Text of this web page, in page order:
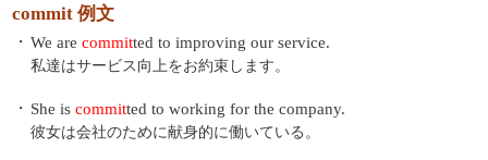
commit 例文
・ We are committed to improving our service.
私達はサービス向上をお約束します。
・ She is committed to working for the company.
彼女は会社のために献身的に働いている。